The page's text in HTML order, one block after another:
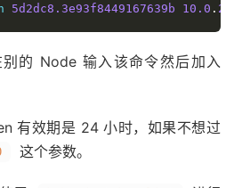
5d2dc8.3e93f8449167639b 10.0 .
的 Node 输入该命令然后加入
有效期是 24 小时，如果不想过
这个参数。